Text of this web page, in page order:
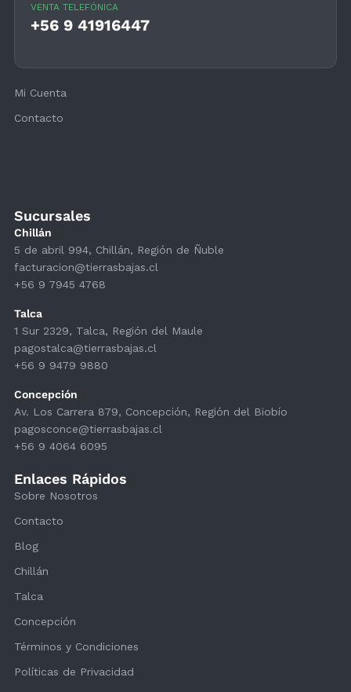
Sucursales
Chillán
5 de abril 994, Chillán, Región de Ñuble
facturacion@tierrasbajas.cl
+56 9 7945 4768
Talca
1 Sur 2329, Talca, Región del Maule
pagostalca@tierrasbajas.cl
+56 9 9479 9880
Concepción
Av. Los Carrera 879, Concepción, Región del Biobío
pagosconce@tierrasbajas.cl
+56 9 4064 6095
Enlaces Rápidos
Sobre Nosotros
Contacto
Blog
Chillán
Talca
Concepción
Términos y Condiciones
Políticas de Privacidad
VENTA TELEFÓNICA
+56 9 41916447
Mi Cuenta
Contacto